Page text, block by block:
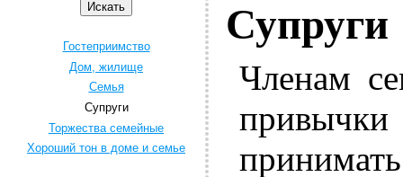
Гостеприимство
Дом, жилище
Семья
Супруги
Торжества семейные
Хороший тон в доме и семье
Супруги
Членам